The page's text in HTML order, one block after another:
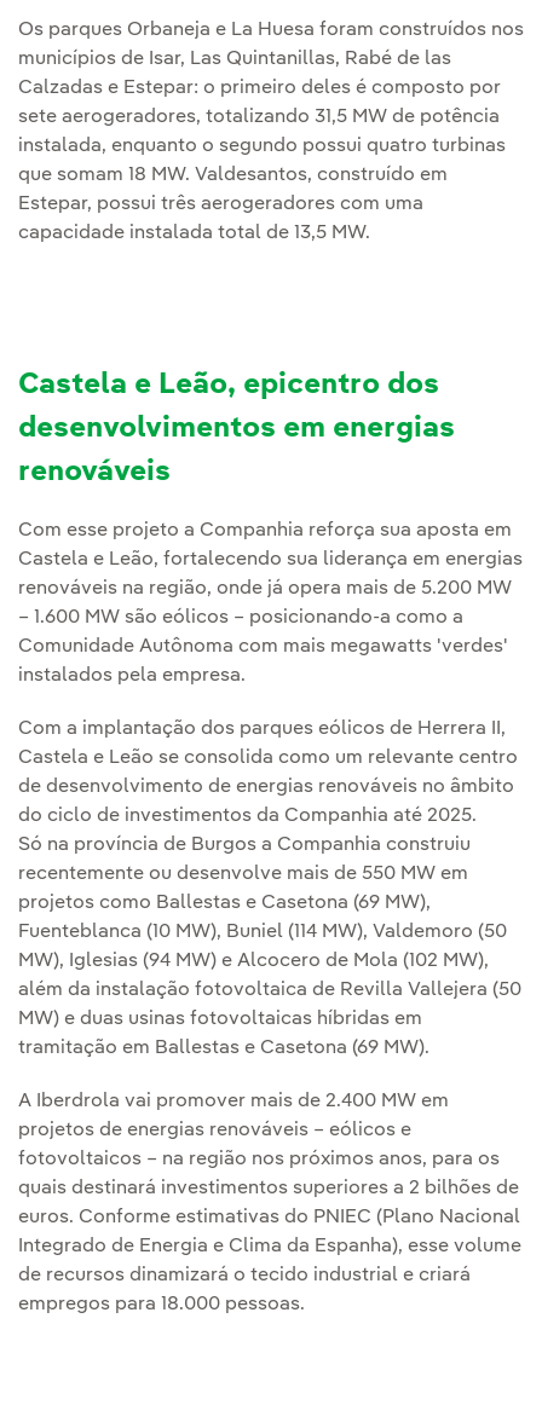
Os parques Orbaneja e La Huesa foram construídos nos
municípios de Isar, Las Quintanillas, Rabé de las
Calzadas e Estepar: o primeiro deles é composto por
sete aerogeradores, totalizando 31,5 MW de potência
instalada, enquanto o segundo possui quatro turbinas
que somam 18 MW. Valdesantos, construído em
Estepar, possui três aerogeradores com uma
capacidade instalada total de 13,5 MW.
Castela e Leão, epicentro dos
desenvolvimentos em energias
renováveis
Com esse projeto a Companhia reforça sua aposta em
Castela e Leão, fortalecendo sua liderança em energias
renováveis na região, onde já opera mais de 5.200 MW
– 1.600 MW são eólicos – posicionando-a como a
Comunidade Autônoma com mais megawatts 'verdes'
instalados pela empresa.
Com a implantação dos parques eólicos de Herrera II,
Castela e Leão se consolida como um relevante centro
de desenvolvimento de energias renováveis no âmbito
do ciclo de investimentos da Companhia até 2025.
Só na província de Burgos a Companhia construiu
recentemente ou desenvolve mais de 550 MW em
projetos como Ballestas e Casetona (69 MW),
Fuenteblanca (10 MW), Buniel (114 MW), Valdemoro (50
MW), Iglesias (94 MW) e Alcocero de Mola (102 MW),
além da instalação fotovoltaica de Revilla Vallejera (50
MW) e duas usinas fotovoltaicas híbridas em
tramitação em Ballestas e Casetona (69 MW).
A Iberdrola vai promover mais de 2.400 MW em
projetos de energias renováveis – eólicos e
fotovoltaicos – na região nos próximos anos, para os
quais destinará investimentos superiores a 2 bilhões de
euros. Conforme estimativas do PNIEC (Plano Nacional
Integrado de Energia e Clima da Espanha), esse volume
de recursos dinamizará o tecido industrial e criará
empregos para 18.000 pessoas.